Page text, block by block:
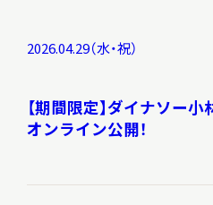
2026.04.29（水・祝）
【期間限定】ダイナソー
オンライン公開！